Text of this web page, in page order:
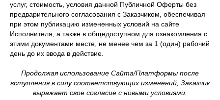
услуг, стоимость, условия данной Публичной Оферты без
предварительного согласования с Заказчиком, обеспечивая
при этом публикацию измененных условий на сайте
Исполнителя, а также в общедоступном для ознакомления с
этими документами месте, не менее чем за 1 (один) рабочий
день до их ввода в действие.
Продолжая использование Сайта/Платформы после
вступления в силу соответствующих изменений, Заказчик
выражает свое согласие с новыми условиями.